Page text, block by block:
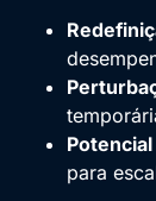
para